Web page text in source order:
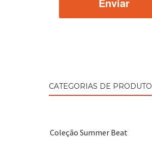
CATEGORIAS DE PRODUTO
Coleção Summer Beat